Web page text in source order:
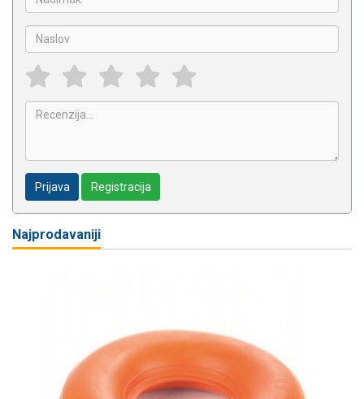
Prijava Registracija
Najprodavaniji